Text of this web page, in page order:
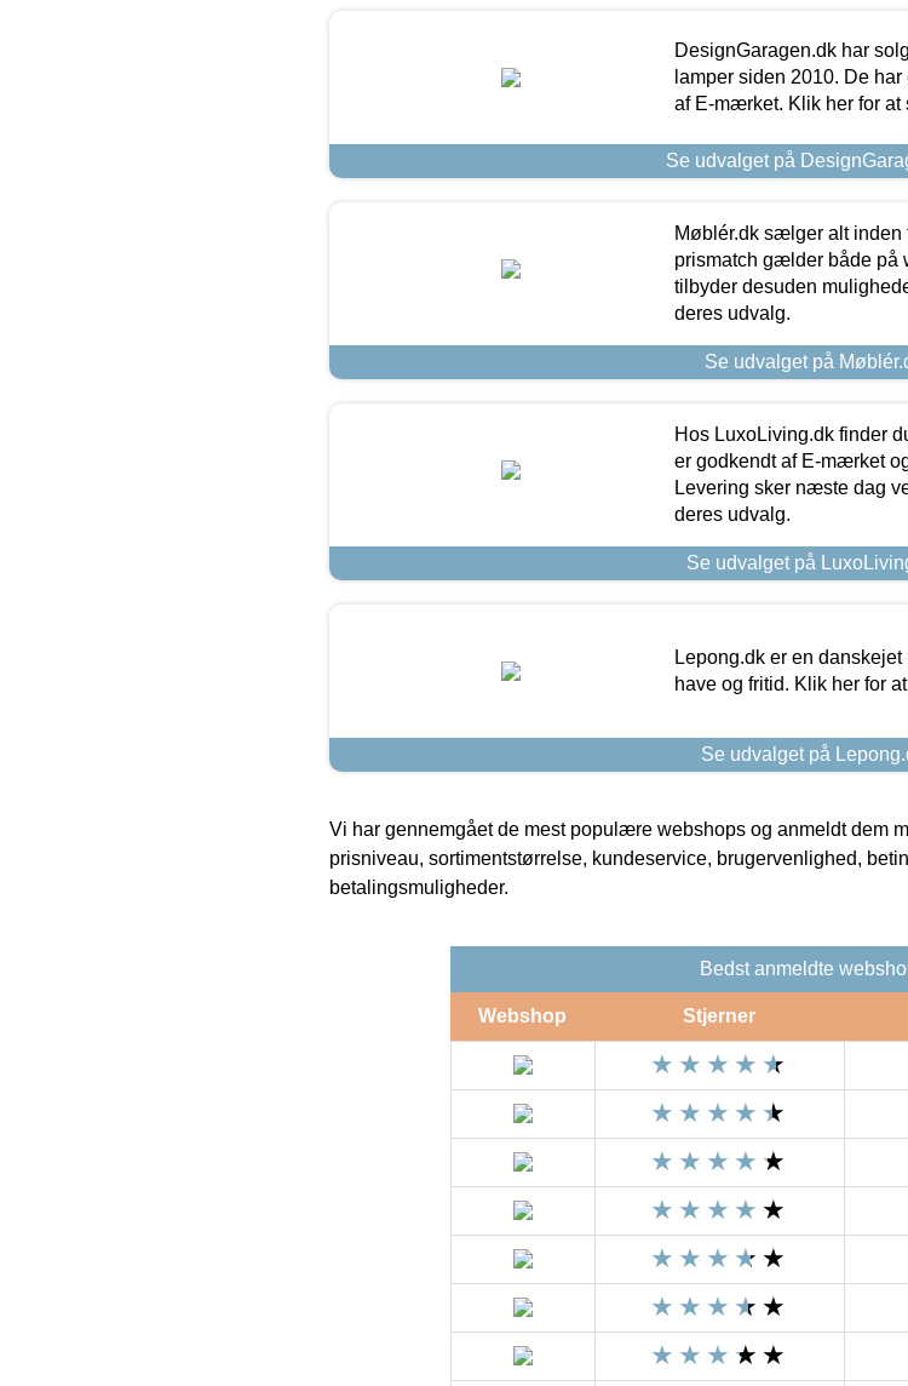
DesignGaragen.dk har
lamper siden 2010. De
af E-mærket. Klik her for at
Se udvalget på
Møblér.dk sælger alt
prismatch gælder både på
tilbyder desuden
deres udvalg.
Se udvalget på
Hos LuxoLiving.dk finder
er godkendt af E-mærket
Levering sker næste dag
deres udvalg.
Se udvalget på
Lepong.dk er en
have og fritid. Klik her for
Se udvalget på
Vi har gennemgået de mest populære webshops og anmeldt dem
prisniveau, sortimentstørrelse, kundeservice, brugervenlighed,
betalingsmuligheder.
Bedst anmeldte
Webshop Stjerner